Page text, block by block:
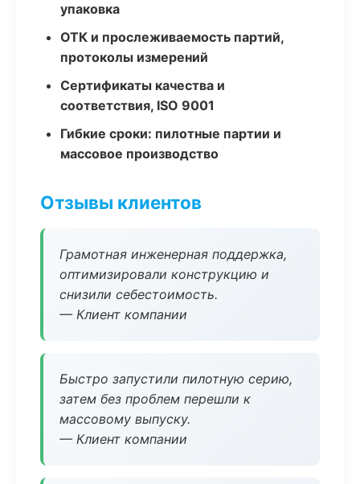
упаковка
ОТК и прослеживаемость партий,
протоколы измерений
Сертификаты качества и
соответствия, ISO 9001
Гибкие сроки: пилотные партии и
массовое производство
Отзывы клиентов
Грамотная инженерная поддержка,
оптимизировали конструкцию и
снизили себестоимость.
— Клиент компании
Быстро запустили пилотную серию,
затем без проблем перешли к
массовому выпуску.
— Клиент компании